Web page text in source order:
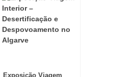
Exposição Viagem